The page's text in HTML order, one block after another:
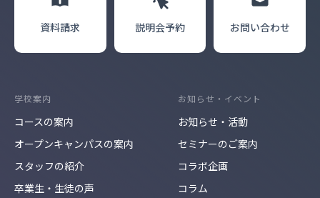
資料請求 説明会予約 お問い合わせ
学校案内
コースの案内
オープンキャンパスの案内
スタッフの紹介
卒業生・生徒の声
お知らせ・イベント
お知らせ・活動
セミナーのご案内
コラボ企画
コラム